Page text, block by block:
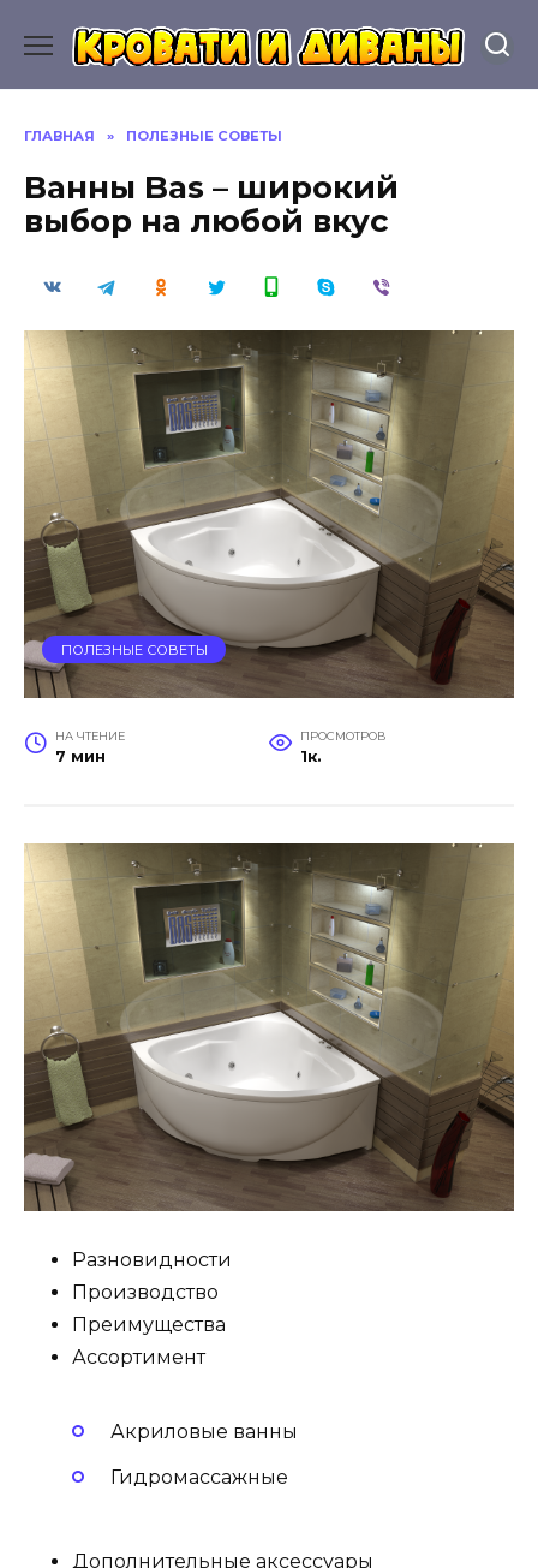
содержанию
ГЛАВНАЯ » ПОЛЕЗНЫЕ СОВЕТЫ
Ванны Bas – широкий
выбор на любой вкус
ПОЛЕЗНЫЕ СОВЕТЫ
НА ЧТЕНИЕ
7 мин
ПРОСМОТРОВ
1к.
Разновидности
Производство
Преимущества
Ассортимент
Акриловые ванны
Гидромассажные
Дополнительные аксессуары